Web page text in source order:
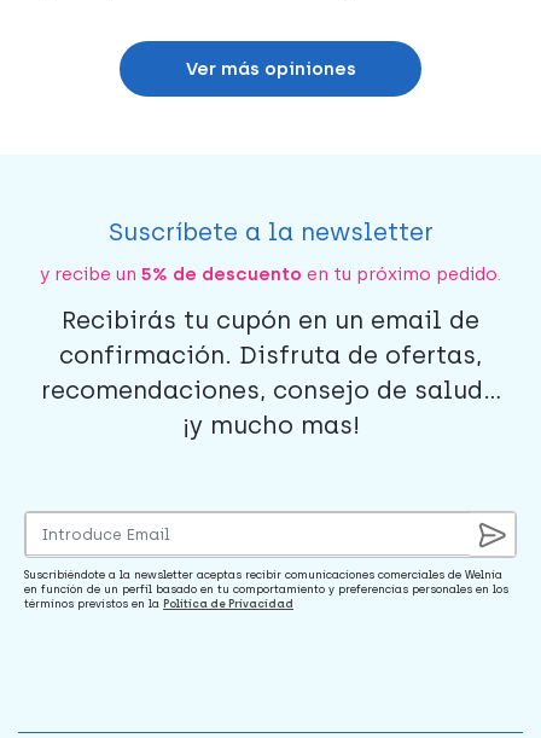
Ver más opiniones
Suscríbete a la newsletter
y recibe un 5% de descuento en tu próximo pedido.
Recibirás tu cupón en un email de
confirmación. Disfruta de ofertas,
recomendaciones, consejo de salud...
¡y mucho mas!
Suscribiéndote a la newsletter aceptas recibir comunicaciones comerciales de Welnia
en función de un perfil basado en tu comportamiento y preferencias personales en los
términos previstos en la Política de Privacidad